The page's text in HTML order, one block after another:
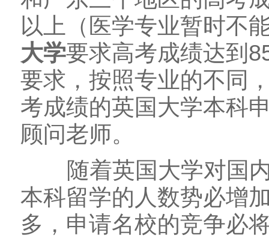
以上（医学专业暂时不
大学要求高考成绩达到
要求，按照专业的不同
考成绩的英国大学本科
顾问老师。
随着英国大学对国内
本科留学的人数势必增
多，申请名校的竞争必